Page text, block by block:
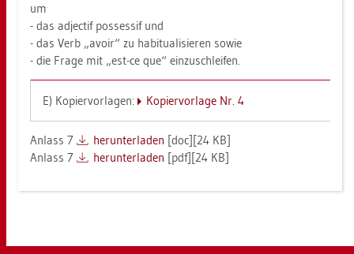
um
- das ad­jec­tif pos­ses­sif und
- das Verb „avoir“ zu ha­b­itua­li­sie­ren sowie
- die Frage mit „est-ce que“ ein­zu­schlei­fen.
E) Ko­pier­vor­la­gen: Ko­pier­vor­la­ge Nr. 4
An­lass 7 her­un­ter­la­den [doc][24 KB]
An­lass 7
her­un­ter­la­den [pdf][24 KB]